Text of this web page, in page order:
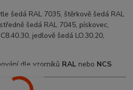
šedá RAL 7035, štěrkově šedá RAL
šedá RAL 7045, pískovec,
jedlově šedá LO.30.20,
dle vzorníků RAL nebo NCS